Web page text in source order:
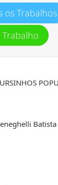
os Trabalhos
Trabalho
Batista